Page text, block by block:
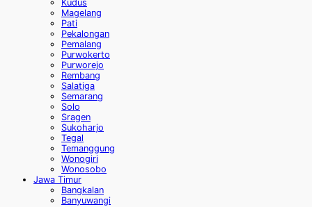
Kudus
Magelang
Pati
Pekalongan
Pemalang
Purwokerto
Purworejo
Rembang
Salatiga
Semarang
Solo
Sragen
Sukoharjo
Tegal
Temanggung
Wonogiri
Wonosobo
Jawa Timur
Bangkalan
Banyuwangi